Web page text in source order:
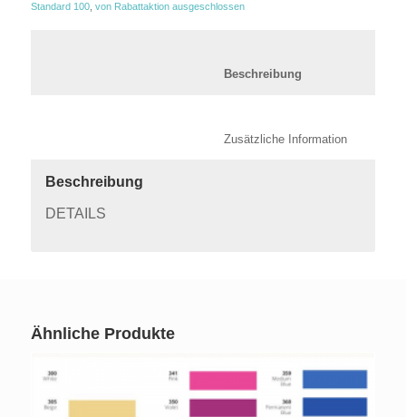
Standard 100, von Rabattaktion ausgeschlossen
Beschreibung
DETAILS
Ähnliche Produkte